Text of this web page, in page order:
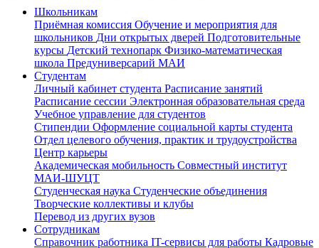
Школьникам
Приёмная комиссия Обучение и мероприятия для
школьников Дни открытых дверей Подготовительные
курсы Детский технопарк Физико-математическая
школа Предуниверсарий МАИ
Студентам
Личный кабинет студента Расписание занятий
Расписание сессии Электронная образовательная среда
Учебное управление для студентов
Стипендии Оформление социальной карты студента
Отдел целевого обучения, практик и трудоустройства
Центр карьеры
Академическая мобильность Совместный институт
МАИ-ШУЦТ
Студенческая наука Студенческие объединения
Творческие коллективы и клубы
Перевод из других вузов
Сотрудникам
Cправочник работника IT-сервисы для работы Кадровые